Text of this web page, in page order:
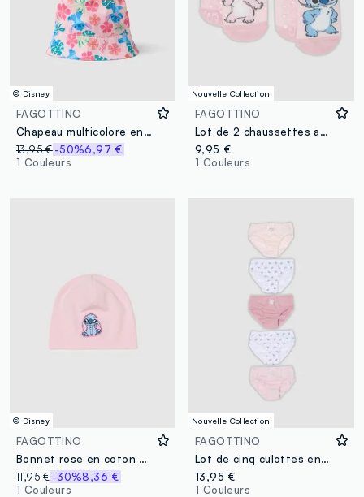
© Disney
FAGOTTINO
Chapeau multicolore en coton pur pour fille avec Stitch
13,95 €-50%6,97 €
1 Couleurs
Nouvelle Collection
FAGOTTINO
Lot de 2 chaussettes antidérapantes roses en coton bio avec imprimé Lilo & Stitch
9,95 €
1 Couleurs
© Disney
FAGOTTINO
Bonnet rose en coton extensible pour fille avec décoration Stitch
11,95 €-30%8,36 €
1 Couleurs
Nouvelle Collection
FAGOTTINO
Lot de cinq culottes en pur coton bio avec imprimés Lilo & Stitch pour fille
13,95 €
1 Couleurs